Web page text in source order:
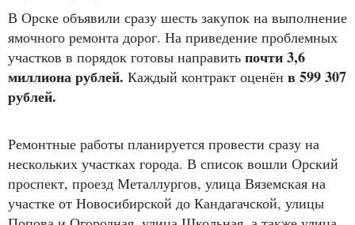
В Орске объявили сразу шесть закупок на выполнение
ямочного ремонта дорог. На приведение проблемных
участков в порядок готовы направить почти 3,6
миллиона рублей. Каждый контракт оценён в 599 307
рублей.
Ремонтные работы планируется провести сразу на
нескольких участках города. В список вошли Орский
проспект, проезд Металлургов, улица Вяземская на
участке от Новосибирской до Кандагачской, улицы